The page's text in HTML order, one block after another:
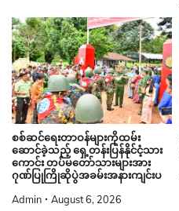
စစ်ဆင်ရေးတာဝန်များကိုထမ်း
ဆောင်ခဲ့သည့် ရှေ့တန်းပြန်နိုင်ငံ့သား
ကောင်း တပ်မတော်သားများအား
ဂုဏ်ပြုကြိုဆိုပွဲအခမ်းအနားကျင်းပ
Admin August 6, 2026